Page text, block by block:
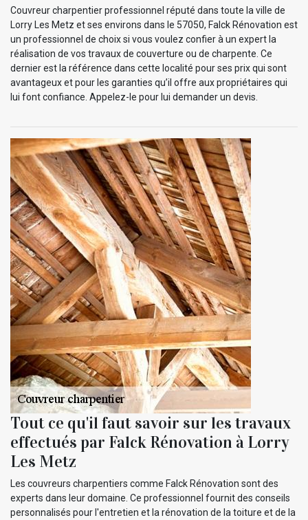
Couvreur charpentier professionnel réputé dans toute la ville de
Lorry Les Metz et ses environs dans le 57050, Falck Rénovation est
un professionnel de choix si vous voulez confier à un expert la
réalisation de vos travaux de couverture ou de charpente. Ce
dernier est la référence dans cette localité pour ses prix qui sont
avantageux et pour les garanties qu’il offre aux propriétaires qui
lui font confiance. Appelez-le pour lui demander un devis.
Tout ce qu'il faut savoir sur les travaux
effectués par Falck Rénovation à Lorry
Les Metz
Les couvreurs charpentiers comme Falck Rénovation sont des
experts dans leur domaine. Ce professionnel fournit des conseils
personnalisés pour l'entretien et la rénovation de la toiture et de la